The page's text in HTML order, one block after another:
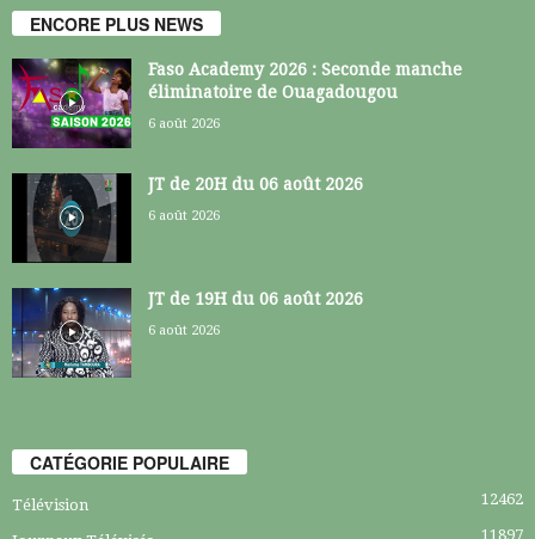
ENCORE PLUS NEWS
Faso Academy 2026 : Seconde manche
éliminatoire de Ouagadougou
6 août 2026
JT de 20H du 06 août 2026
6 août 2026
JT de 19H du 06 août 2026
6 août 2026
CATÉGORIE POPULAIRE
Télévision 12462
11897